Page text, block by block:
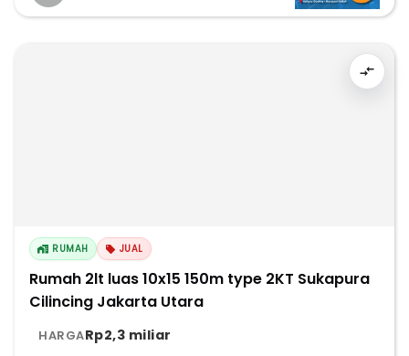
RUMAH JUAL
Rumah 2lt luas 10x15 150m type 2KT Sukapura
Cilincing Jakarta Utara
HARGARp2,3 miliar